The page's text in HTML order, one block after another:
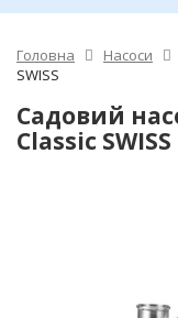
Головна Насоси
SWISS
Садовий
Classic SWISS